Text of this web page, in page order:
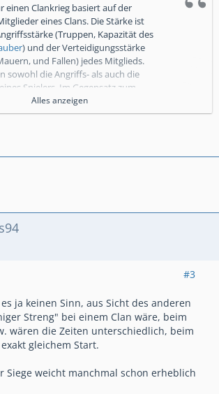
einen Clankrieg basiert auf der
eines Clans. Die Stärke ist
(Truppen, Kapazität des
) und der Verteidigungsstärke
und Fallen) jedes Mitglieds.
sowohl die Angriffs- als auch die
Spielers. Im Gegensatz zum
Modus spielen Trophäen in der
keine Rolle.
sicherstellen, dass nach Möglichkeit
und Basisdesigns haben keine
eines Clans berücksichtigt. So wird
jedes Mal würdigen Gegnern
geschehen soll, erfolgt die
weniger streng. Dies kann letztlich zu
führen.
Alles anzeigen
#3
ja keinen Sinn, aus Sicht des anderen
Streng" bei einem Clan wäre, beim
wären die Zeiten unterschiedlich, beim
gleichem Start.
Siege weicht manchmal schon erheblich